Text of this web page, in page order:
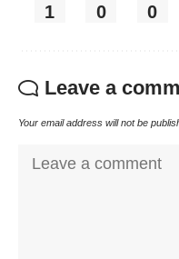
1 0 0
Leave a
Your email address will not be